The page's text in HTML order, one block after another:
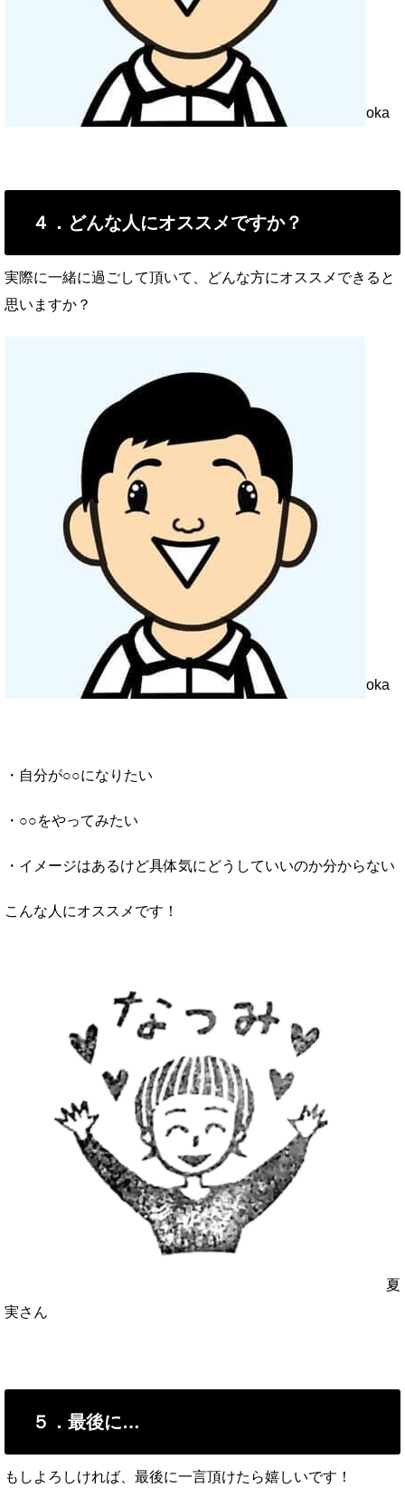
oka
４．どんな人にオススメですか？
実際に一緒に過ごして頂いて、どんな方にオススメできると
思いますか？
oka
・自分が○○になりたい
・○○をやってみたい
・イメージはあるけど具体気にどうしていいのか分からない
こんな人にオススメです！
夏
実さん
５．最後に…
もしよろしければ、最後に一言頂けたら嬉しいです！